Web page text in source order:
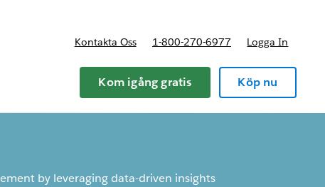
Kontakta Oss 1-800-270-6977 Logga In
Kom igång gratis Köp nu
by leveraging data-driven insights